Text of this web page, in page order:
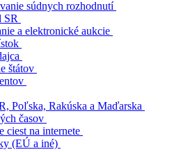
súdnych rozhodnutí
SR
a elektronické aukcie
štátov
Poľska, Rakúska a Maďarska
časov
ciest na internete
(EÚ a iné)